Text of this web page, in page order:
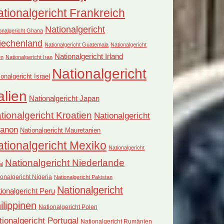
Frankreich
Ghana Nationalgericht
Nationalgericht Guatemala Nationalgericht
Nationalgericht Iran Nationalgericht Irland
Israel Nationalgericht
Nationalgericht Japan
Kroatien Nationalgericht
Nationalgericht Mauretanien
Mexiko Nationalgericht
Nationalgericht Niederlande
Nigeria Nationalgericht Pakistan
Peru Nationalgericht
Nationalgericht Polen
Portugal Nationalgericht Rumänien